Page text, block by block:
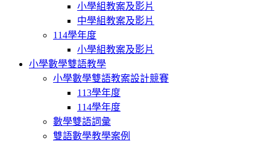
小學組教案及影片
中學組教案及影片
114學年度
小學組教案及影片
小學數學雙語教學
小學數學雙語教案設計競賽
113學年度
114學年度
數學雙語詞彙
雙語數學教學案例